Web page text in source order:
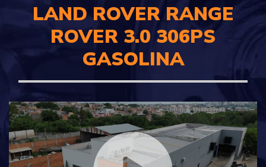
LAND ROVER RANGE
ROVER 3.0 306PS
GASOLINA